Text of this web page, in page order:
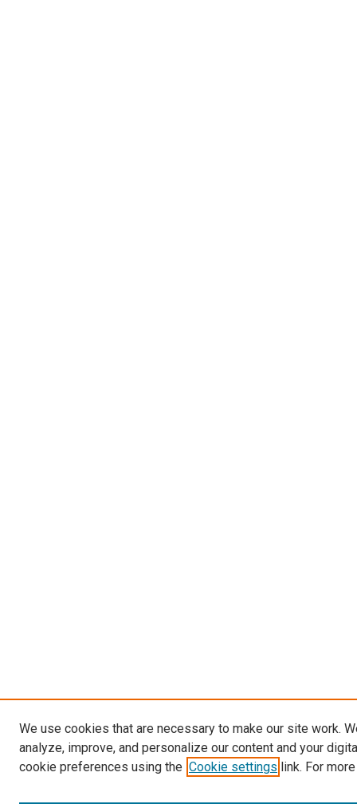
We use cookies that are necessary to make our site work.
analyze, improve, and personalize our content and your
cookie preferences using the Cookie settings link. For